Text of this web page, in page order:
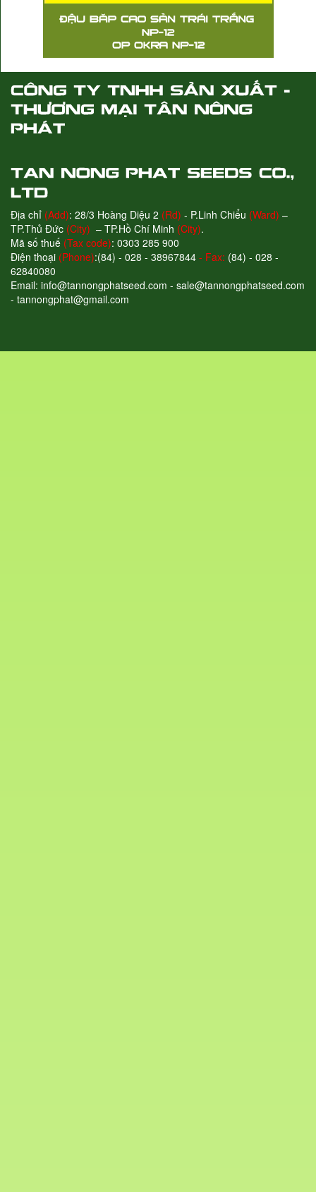
Địa chỉ (Add): 28/3 Hoàng Diệu 2 (Rd) - P.Linh Chiểu (Ward) –
TP.Thủ Đức (City) – TP.Hồ Chí Minh (City).
Mã số thuế (Tax code): 0303 285 900
Điện thoại (Phone):(84) - 028 - 38967844 - Fax: (84) - 028 -
62840080
Email: info@tannongphatseed.com - sale@tannongphatseed.com
- tannongphat@gmail.com